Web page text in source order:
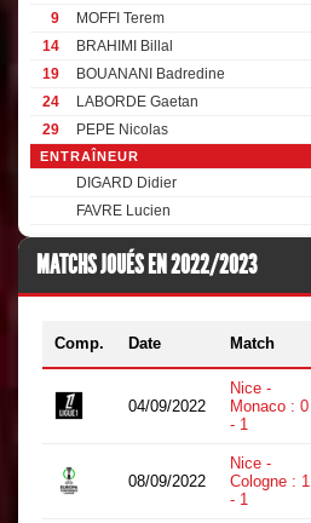
9
MOFFI Terem
14
BRAHIMI Billal
19
BOUANANI Badredine
24
LABORDE Gaetan
29
PEPE Nicolas
ENTRAÎNEUR
DIGARD Didier
FAVRE Lucien
MATCHS JOUÉS EN 2022/2023
Comp. Date Match
04/09/2022
Nice -
Monaco : 0
- 1
08/09/2022
Nice -
Cologne : 1
- 1